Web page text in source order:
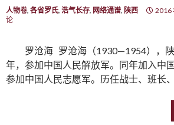
人物卷, 各省罗氏, 浩气长存, 网络通谱, 陕西 2016
论
罗沧海 罗沧海（1930—1954），
年，参加中国人民解放军。同年加入中
参加中国人民志愿军。历任战士、班长